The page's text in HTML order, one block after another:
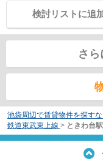
検討リストに追
さ
池袋周辺で賃貸物件を探す
鉄道東武東上線 > ときわ台